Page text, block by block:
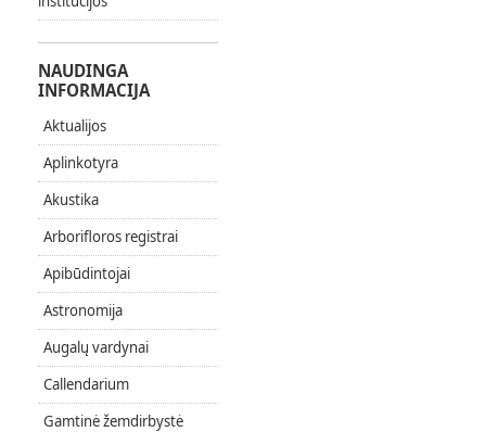
NAUDINGA
INFORMACIJA
Aktualijos
Aplinkotyra
Akustika
Arborifloros registrai
Apibūdintojai
Astronomija
Augalų vardynai
Callendarium
Gamtinė žemdirbystė